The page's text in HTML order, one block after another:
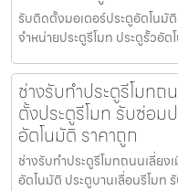
รับติดตั้งมอเตอร์ประตูอัตโนมั
จำหน่ายประตูรีโมท ประตูรั้วอัต
ช่างรับทำประตูรีโมท
ตั้งประตูรีโมท รับซ่อม
อัตโนมัติ ราคาถูก
ช่างรับทำประตูรีโมทถนนเลี่ย
อัตโนมัติ ประตูบานเลื่อนรีโมท